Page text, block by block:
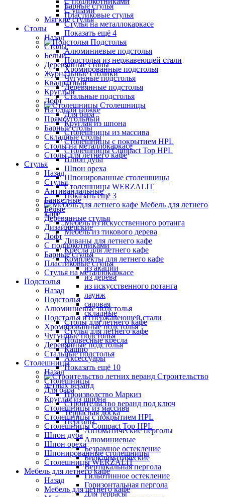
Барные стулья
Пластиковые стулья
Стулья на металлокаркасе
Показать ещё 4
Подстолья
Алюминиевые подстолья
Подстолья из нержавеющей стали
Хромированные подстолья
Чугунные подстолья
Деревянные подстолья
Стальные подстолья
Столешницы
Для бара
Круглая из шпона
Столешницы из массива
Столешницы с покрытием HPL
Столешницы Сompact Top HPL
Шпон дуба
Шпон ореха
Шпонированные столешницы
Столешницы WERZALIT
Показать ещё 3
Мебель для летнего
кафе
Мебель из искусственного ротанга
Мебель из тикового дерева
Диваны для летнего кафе
Кресла для летнего кафе
Комплекты для летнего кафе
из акации
из дерева
из искусственного ротанга
лаунж
садовая
складные
Столы для летнего кафе
Стулья для летнего кафе
Подвесные кресла
Кашпо
Аксессуары
Показать ещё 10
Строительство
летних веранд
Производство Маркиз
Строительство веранд под ключ
Террасная доска
Перголы
Автоматические перголы
Алюминиевые
Безрамное остекление
Биоклиматические
Вертикальная пергола
Гильотинное остекление
Горизонтальная пергола
Для террасы
С ушами
Мягкие стулья
Столы
Назад
Столы
Белый
Деревянные столы
Журнальные столики
Квадратный
Круглый
Лофт
На одной ножке
Прямоугольный
Барные столы
Складные столы
Столы на металлокаркасе
Столы для летнего кафе
Стулья
Назад
Стулья
Антивандальные
Банкетные
Белые
Деревянные стулья
Дизайнерские
Лофт
С подлокотниками
Барные стулья
Пластиковые стулья
Стулья на металлокаркасе
Подстолья
Назад
Подстолья
Алюминиевые подстолья
Подстолья из нержавеющей стали
Хромированные подстолья
Чугунные подстолья
Деревянные подстолья
Стальные подстолья
Столешницы
Назад
Столешницы
Для бара
Круглая из шпона
Столешницы из массива
Столешницы с покрытием HPL
Столешницы Сompact Top HPL
Шпон дуба
Шпон ореха
Шпонированные столешницы
Столешницы WERZALIT
Мебель для летнего кафе
Назад
Мебель для летнего кафе